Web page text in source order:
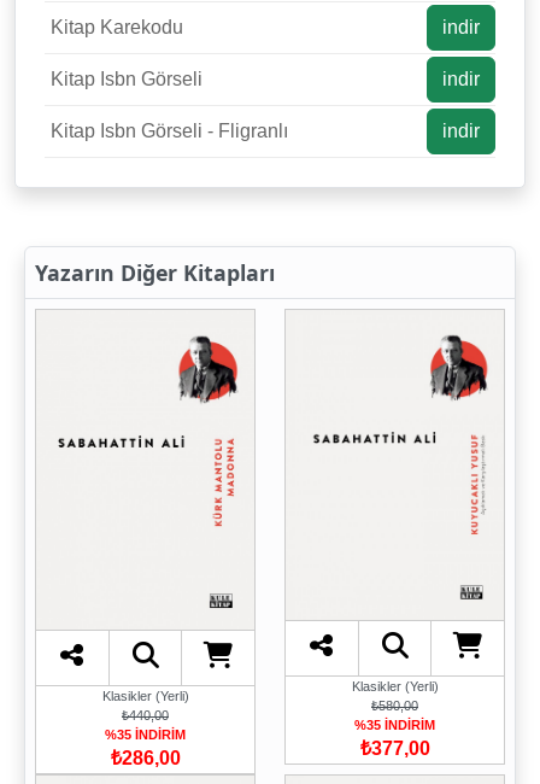
Kitap Karekodu indir
Kitap Isbn Görseli indir
Kitap Isbn Görseli - Fligranlı indir
Yazarın Diğer Kitapları
Klasikler (Yerli)
₺440,00
%35 İNDİRİM
₺286,00
Klasikler (Yerli)
₺580,00
%35 İNDİRİM
₺377,00